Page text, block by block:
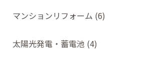
マンションリフォーム (6)
太陽光発電・蓄電池 (4)